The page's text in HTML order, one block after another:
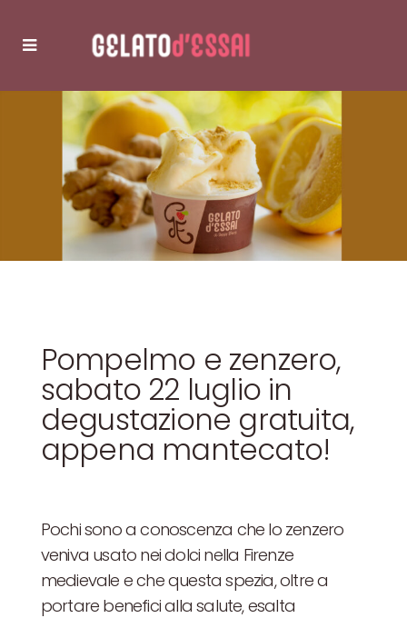
Pompelmo e zenzero,
sabato 22 luglio in
degustazione gratuita,
appena mantecato!
Pochi sono a conoscenza che lo zenzero
veniva usato nei dolci nella Firenze
medievale e che questa spezia, oltre a
portare benefici alla salute, esalta